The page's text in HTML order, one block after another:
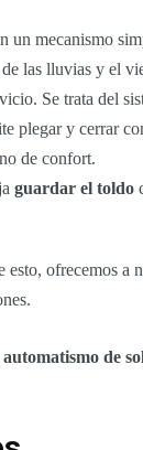
mecanismo
las lluvias y el
Se trata del
plegar y cerrar
de confort.
guardar el toldo
ofrecemos
automatismo de